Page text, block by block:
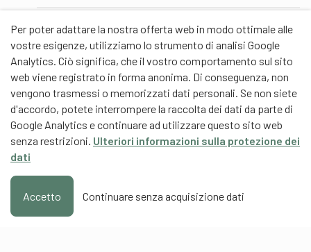
Per poter adattare la nostra offerta web in modo ottimale alle
vostre esigenze, utilizziamo lo strumento di analisi Google
Analytics. Ciò significa, che il vostro comportamento sul sito
web viene registrato in forma anonima. Di conseguenza, non
vengono trasmessi o memorizzati dati personali. Se non siete
d'accordo, potete interrompere la raccolta dei dati da parte di
Google Analytics e continuare ad utilizzare questo sito web
senza restrizioni. Ulteriori informazioni sulla protezione dei
dati
Accetto Continuare senza acquisizione dati
Partner
Partner di contenuti
Scuola universitaria federale dello Sport Macolin